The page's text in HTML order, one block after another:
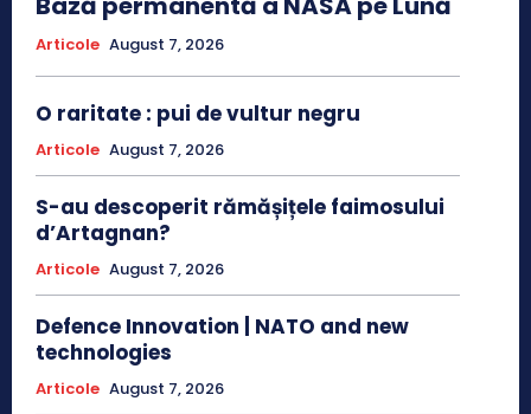
Articole August 7, 2026
O raritate : pui de vultur negru
Articole August 7, 2026
S-au descoperit rămășițele faimosului
d’Artagnan?
Articole August 7, 2026
Defence Innovation | NATO and new
technologies
Articole August 7, 2026